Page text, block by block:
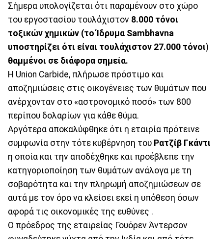
Σήμερα υπολογίζεται ότι παραμένουν στο χώρο
του εργοστασίου τουλάχιστον 8.000 τόνοι
τοξικών χημικών (το Ίδρυμα Sambhavna
υποστηρίζει ότι είναι τουλάχιστον 27.000 τόνοι)
θαμμένοι σε διάφορα σημεία.
Η Union Carbide, πλήρωσε πρόστιμο και
αποζημιώσεις στις οικογένειες των θυμάτων που
ανέρχονταν στο «αστρονομικό ποσό» των 800
περίπου δολαρίων για κάθε θύμα.
Αργότερα αποκαλύφθηκε ότι η εταιρία πρότεινε
συμφωνία στην τότε κυβέρνηση του Ρατζίβ Γκάντι
η οποία και την αποδέχθηκε και προέβλεπε την
κατηγοριοποίηση των θυμάτων ανάλογα με τη
σοβαρότητα και την πληρωμή αποζημιώσεων σε
αυτά με τον όρο να κλείσει εκεί η υπόθεση όσων
αφορά τις οικονομικές της ευθύνες .
Ο πρόεδρος της εταιρείας Γουόρεν Άντερσον